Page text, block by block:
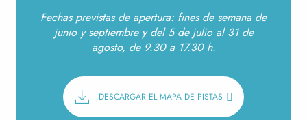
Fechas previstas de apertura: fines de semana de
junio y septiembre y del 5 de julio al 31 de
agosto, de 9.30 a 17.30 h.
DESCARGAR EL MAPA DE PISTAS